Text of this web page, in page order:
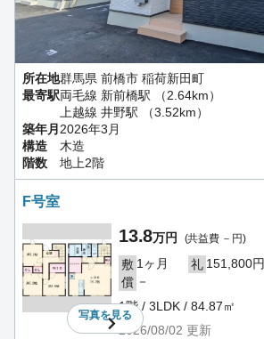
所在地群馬県 前橋市 稲荷新田町
最寄駅両毛線 新前橋駅 （2.64km）
上越線 井野駅 （3.52km）
築年月 2026年3月
構造
木造
階数
地上2階
F号室
写真を見る
13.8万円 (共益費 －円)
敷 1ヶ月 礼 151,800円
償 －
1階 / 3LDK / 84.87㎡
2026/08/02 更新